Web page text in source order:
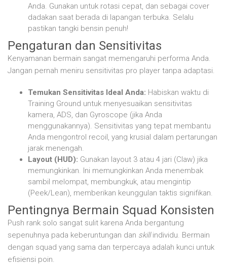
Anda. Gunakan untuk rotasi cepat, dan sebagai cover
dadakan saat berada di lapangan terbuka. Selalu
pastikan tangki bensin penuh!
Pengaturan dan Sensitivitas
Kenyamanan bermain sangat memengaruhi performa Anda.
Jangan pernah meniru sensitivitas pro player tanpa adaptasi.
Temukan Sensitivitas Ideal Anda: Habiskan waktu di
Training Ground untuk menyesuaikan sensitivitas
kamera, ADS, dan Gyroscope (jika Anda
menggunakannya). Sensitivitas yang tepat membantu
Anda mengontrol recoil, yang krusial dalam pertarungan
jarak menengah.
Layout (HUD): Gunakan layout 3 atau 4 jari (Claw) jika
memungkinkan. Ini memungkinkan Anda menembak
sambil melompat, membungkuk, atau mengintip
(Peek/Lean), memberikan keunggulan taktis signifikan.
Pentingnya Bermain Squad Konsisten
Push rank solo sangat sulit karena Anda bergantung
sepenuhnya pada keberuntungan dan skillindividu. Bermain
dengan squad yang sama dan terpercaya adalah kunci untuk
efisiensi poin.